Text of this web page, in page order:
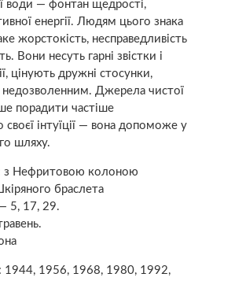
води — фонтан щедрості,
енергії. Людям цього знака
жорстокість, несправедливість
Вони несуть гарні звістки і
цінують дружні стосунки,
недозволенним. Джерела чистої
порадити частіше
своєї інтуїції — вона допоможе у
шляху.
з Нефритовою колоною
браслета
5, 17, 29.
1944, 1956, 1968, 1980, 1992,